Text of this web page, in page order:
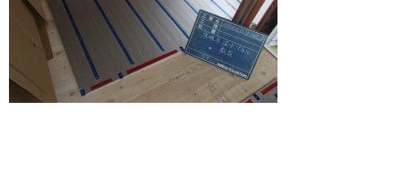
会社概要
お問合わせ